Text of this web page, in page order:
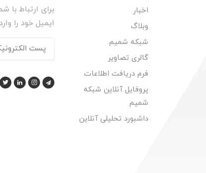
اخبار
وبلاگ
شبکه شمیم
گالری تصاویر
فرم دریافت اطلاعات
پروفایل آنلاین شبکه
شمیم
داشبورد تحلیلی آنلاین
برای ارتباط با
ایمیل خود را